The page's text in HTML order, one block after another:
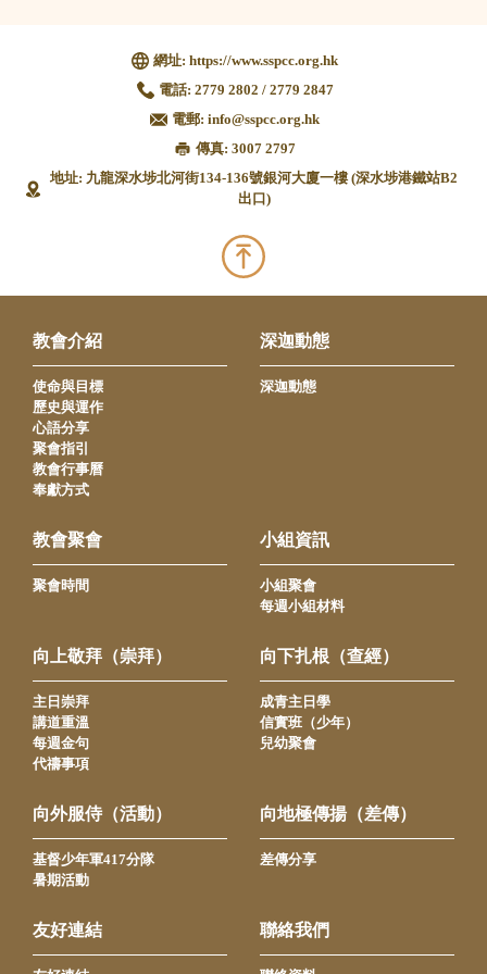
網址: https://www.sspcc.org.hk
電話: 2779 2802 / 2779 2847
電郵: info@sspcc.org.hk
傳真: 3007 2797
地址: 九龍深水埗北河街134-136號銀河大廈一樓 (深水埗港鐵站B2
出口)
教會介紹
使命與目標
歷史與運作
心語分享
聚會指引
教會行事曆
奉獻方式
深迦動態
深迦動態
教會聚會
聚會時間
小組資訊
小組聚會
每週小組材料
向上敬拜（崇拜）
主日崇拜
講道重溫
每週金句
代禱事項
向下扎根（查經）
成青主日學
信實班（少年）
兒幼聚會
向外服侍（活動）
基督少年軍417分隊
暑期活動
向地極傳揚（差傳）
差傳分享
友好連結 聯絡我們